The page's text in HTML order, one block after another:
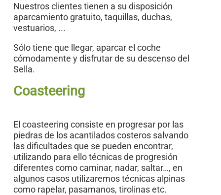
Nuestros clientes tienen a su disposición
aparcamiento gratuito, taquillas, duchas,
vestuarios, ...
Sólo tiene que llegar, aparcar el coche
cómodamente y disfrutar de su descenso del
Sella.
Coasteering
El coasteering consiste en progresar por las
piedras de los acantilados costeros salvando
las dificultades que se pueden encontrar,
utilizando para ello técnicas de progresión
diferentes como caminar, nadar, saltar…, en
algunos casos utilizaremos técnicas alpinas
como rapelar, pasamanos, tirolinas etc.